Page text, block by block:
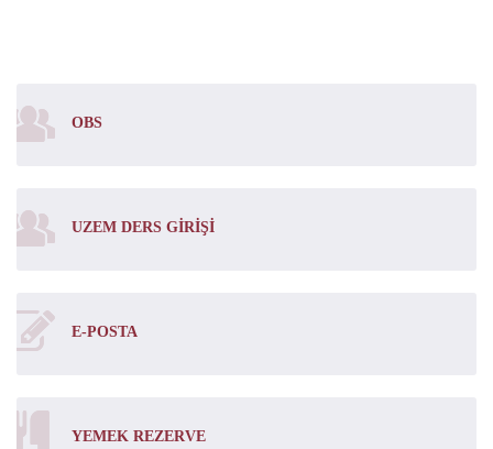
OBS
UZEM DERS GIRIŞI
E-POSTA
YEMEK REZERVE